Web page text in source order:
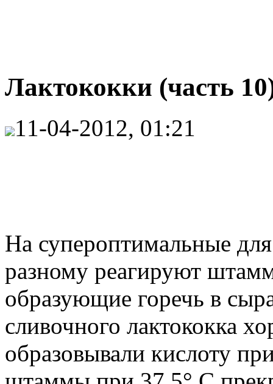
Лактококки (часть
11-04-2012, 01:21
На супероптимальные
разному реагируют
образующие горечь в
сливочного лактококка
образовывали кислоту